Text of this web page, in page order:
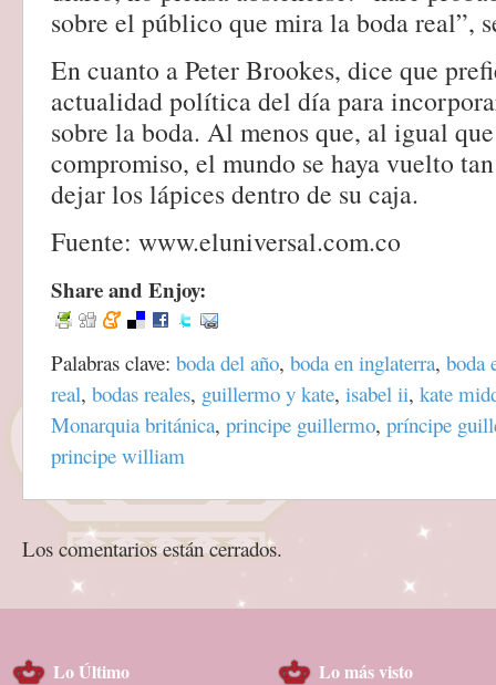
sobre el público que mira la boda real”,
En cuanto a Peter Brookes, dice que
actualidad política del día para
sobre la boda. Al menos que, al igual
compromiso, el mundo se haya vuelto
dejar los lápices dentro de su caja.
Fuente: www.eluniversal.com.co
Share and Enjoy:
Palabras clave: boda del año, boda en inglaterra, boda
real, bodas reales, guillermo y kate, isabel ii, kate
Monarquia británica, principe guillermo, príncipe
principe william
Los comentarios están cerrados.
Lo Último Lo más visto